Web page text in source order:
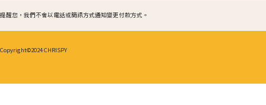
提醒您，我們不會以電話或簡訊方式通知變更付款方式。
Copyright©2024 CHRISPY